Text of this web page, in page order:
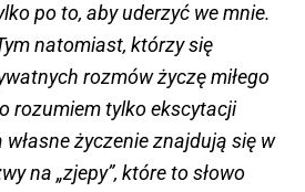
po to, aby uderzyć we mnie.
natomiast, którzy się
rozmów życzę miłego
rozumiem tylko ekscytacji
życzenie znajdują się w
na „zjepy”, które to słowo